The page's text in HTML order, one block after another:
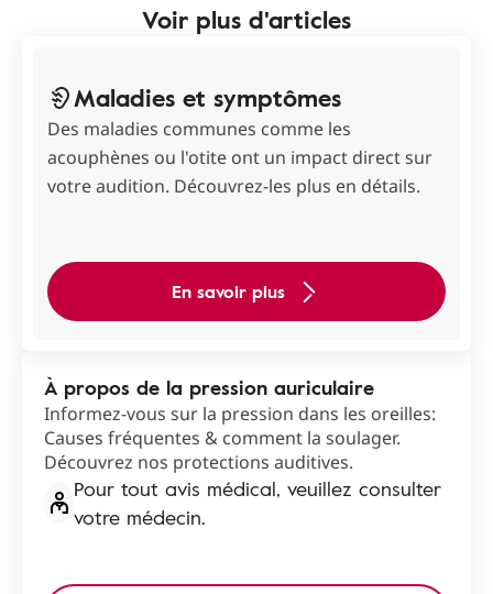
Voir plus d'articles
Maladies et symptômes
Des maladies communes comme les
acouphènes ou l'otite ont un impact direct sur
votre audition. Découvrez-les plus en détails.
En savoir plus
À propos de la pression auriculaire
Informez-vous sur la pression dans les oreilles:
Causes fréquentes & comment la soulager.
Découvrez nos protections auditives.
Pour tout avis médical, veuillez consulter
votre médecin.